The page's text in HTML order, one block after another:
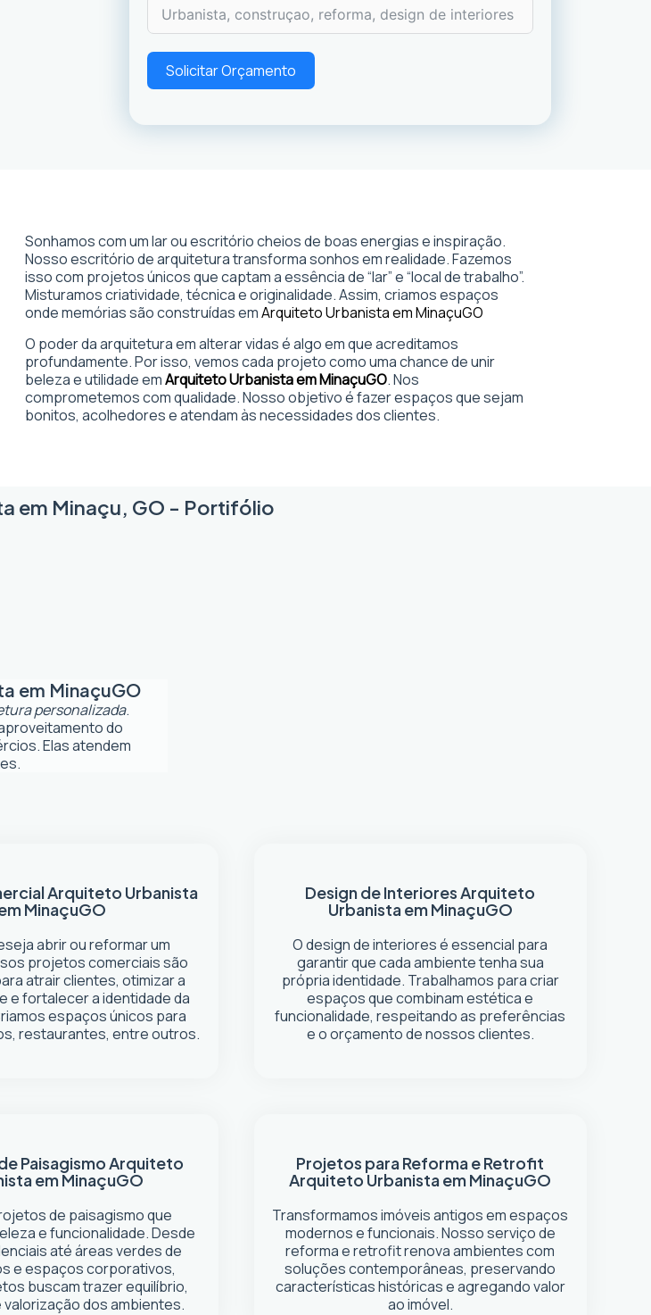
Solicitar Orçamento
Sonhamos com um lar ou escritório cheios de boas energias e inspiração.
Nosso escritório de arquitetura transforma sonhos em realidade. Fazemos
isso com projetos únicos que captam a essência de “lar” e “local de trabalho”.
Misturamos criatividade, técnica e originalidade. Assim, criamos espaços
onde memórias são construídas emArquiteto Urbanista em MinaçuGO
O poder da arquitetura em alterar vidas é algo em que acreditamos
profundamente. Por isso, vemos cada projeto como uma chance de unir
beleza e utilidade emArquiteto Urbanista em MinaçuGO. Nos
comprometemos com qualidade. Nosso objetivo é fazer espaços que sejam
bonitos, acolhedores e atendam às necessidades dos clientes.
em Minaçu, GO - Portifólio
em MinaçuGO
personalizada.
do
Elas atendem
Arquiteto Urbanista
MinaçuGO
abrir ou reformar um
projetos comerciais são
atrair clientes, otimizar a
e fortalecer a identidade da
espaços únicos para
restaurantes, entre outros.
Design de InterioresArquiteto
Urbanista em MinaçuGO
O design de interiores é essencial para
garantir que cada ambiente tenha sua
própria identidade. Trabalhamos para criar
espaços que combinam estética e
funcionalidade, respeitando as preferências
e o orçamento de nossos clientes.
PaisagismoArquiteto
em MinaçuGO
de paisagismo que
e funcionalidade. Desde
até áreas verdes de
e espaços corporativos,
buscam trazer equilíbrio,
dos ambientes.
Projetos para Reforma e Retrofit
Arquiteto Urbanista em MinaçuGO
Transformamos imóveis antigos em espaços
modernos e funcionais. Nosso serviço de
reforma e retrofit renova ambientes com
soluções contemporâneas, preservando
características históricas e agregando valor
ao imóvel.